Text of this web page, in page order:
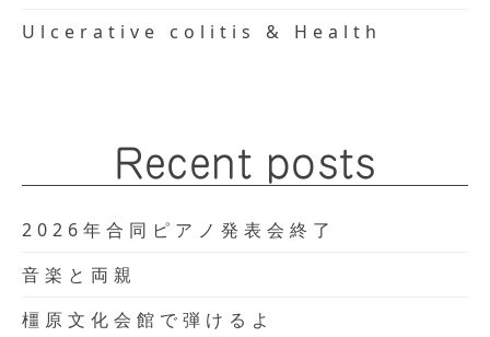
Ulcerative colitis & Health
Recent posts
2026年合同ピアノ発表会終了
音楽と両親
橿原文化会館で弾けるよ